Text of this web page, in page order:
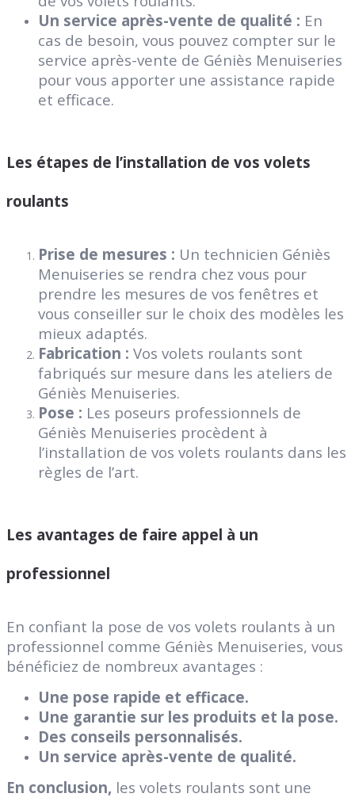
Un service après-vente de qualité : En
cas de besoin, vous pouvez compter sur le
service après-vente de Géniès Menuiseries
pour vous apporter une assistance rapide
et efficace.
Les étapes de l’installation de vos volets
roulants
Prise de mesures : Un technicien Géniès
Menuiseries se rendra chez vous pour
prendre les mesures de vos fenêtres et
vous conseiller sur le choix des modèles les
mieux adaptés.
Fabrication : Vos volets roulants sont
fabriqués sur mesure dans les ateliers de
Géniès Menuiseries.
Pose : Les poseurs professionnels de
Géniès Menuiseries procèdent à
l’installation de vos volets roulants dans les
règles de l’art.
Les avantages de faire appel à un
professionnel
En confiant la pose de vos volets roulants à un
professionnel comme Géniès Menuiseries, vous
bénéficiez de nombreux avantages :
Une pose rapide et efficace.
Une garantie sur les produits et la pose.
Des conseils personnalisés.
Un service après-vente de qualité.
En conclusion, les volets roulants sont une